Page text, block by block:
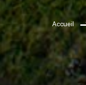
Accueil